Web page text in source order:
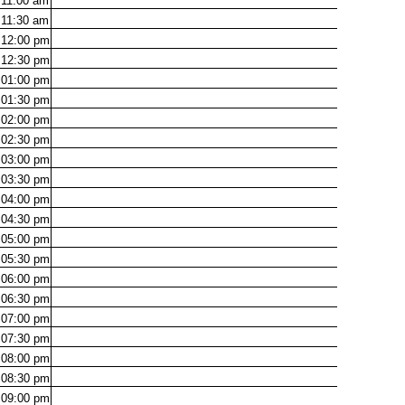
11:30 am
12:00 pm
12:30 pm
01:00 pm
01:30 pm
02:00 pm
02:30 pm
03:00 pm
03:30 pm
04:00 pm
04:30 pm
05:00 pm
05:30 pm
06:00 pm
06:30 pm
07:00 pm
07:30 pm
08:00 pm
08:30 pm
09:00 pm